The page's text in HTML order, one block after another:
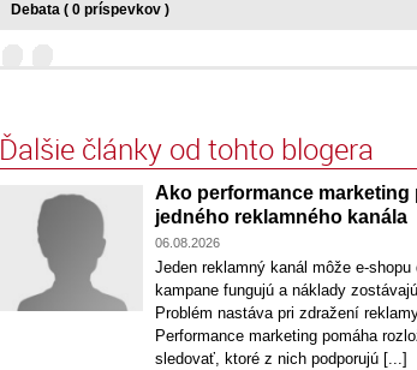
Debata ( 0 príspevkov )
Ďalšie články od tohto blogera
Ako performance
jedného reklamného kanála
06.08.2026
Jeden reklamný kanál môže e-
kampane fungujú a náklady
Problém nastáva pri zdražení
Performance marketing pomáha
sledovať, ktoré z nich podporujú [...]